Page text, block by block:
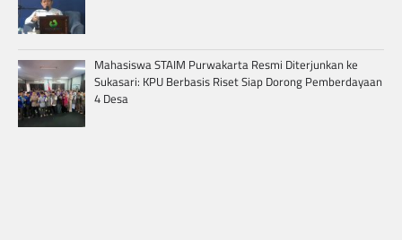
Mahasiswa STAIM Purwakarta Resmi Diterjunkan ke
Sukasari: KPU Berbasis Riset Siap Dorong Pemberdayaan
4 Desa